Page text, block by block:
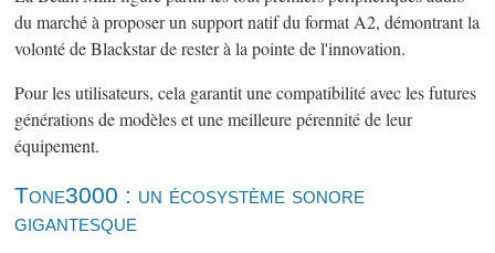
du marché à proposer un support natif du format A2, démontrant la
volonté de Blackstar de rester à la pointe de l'innovation.
Pour les utilisateurs, cela garantit une compatibilité avec les futures
générations de modèles et une meilleure pérennité de leur
équipement.
Tone3000 : un écosystème sonore
gigantesque